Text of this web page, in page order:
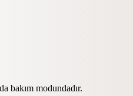
bakım modundadır.